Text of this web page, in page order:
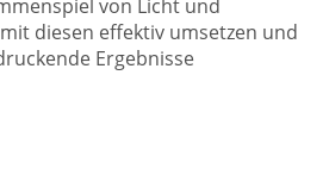
von Licht und
diesen effektiv umsetzen und
Ergebnisse